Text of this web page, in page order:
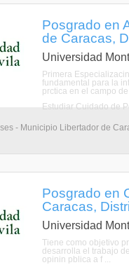
Posgrado en
de Caracas,
Universidad
Primera
fundamental para la
prctica en el campo de
- Municipio Libertador de
Posgrado en
Caracas,
Universidad
Tiene como objetivo
desarrolla el trabajo
opinin pblica a f ...